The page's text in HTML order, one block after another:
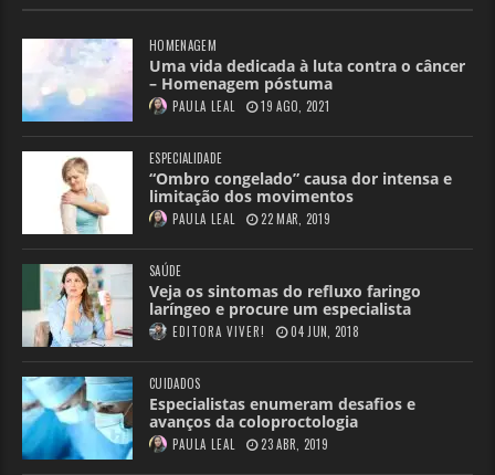
HOMENAGEM
Uma vida dedicada à luta contra o câncer
– Homenagem póstuma
PAULA LEAL 19 AGO, 2021
ESPECIALIDADE
“Ombro congelado” causa dor intensa e
limitação dos movimentos
PAULA LEAL 22 MAR, 2019
SAÚDE
Veja os sintomas do refluxo faringo
laríngeo e procure um especialista
EDITORA VIVER! 04 JUN, 2018
CUIDADOS
Especialistas enumeram desafios e
avanços da coloproctologia
PAULA LEAL 23 ABR, 2019